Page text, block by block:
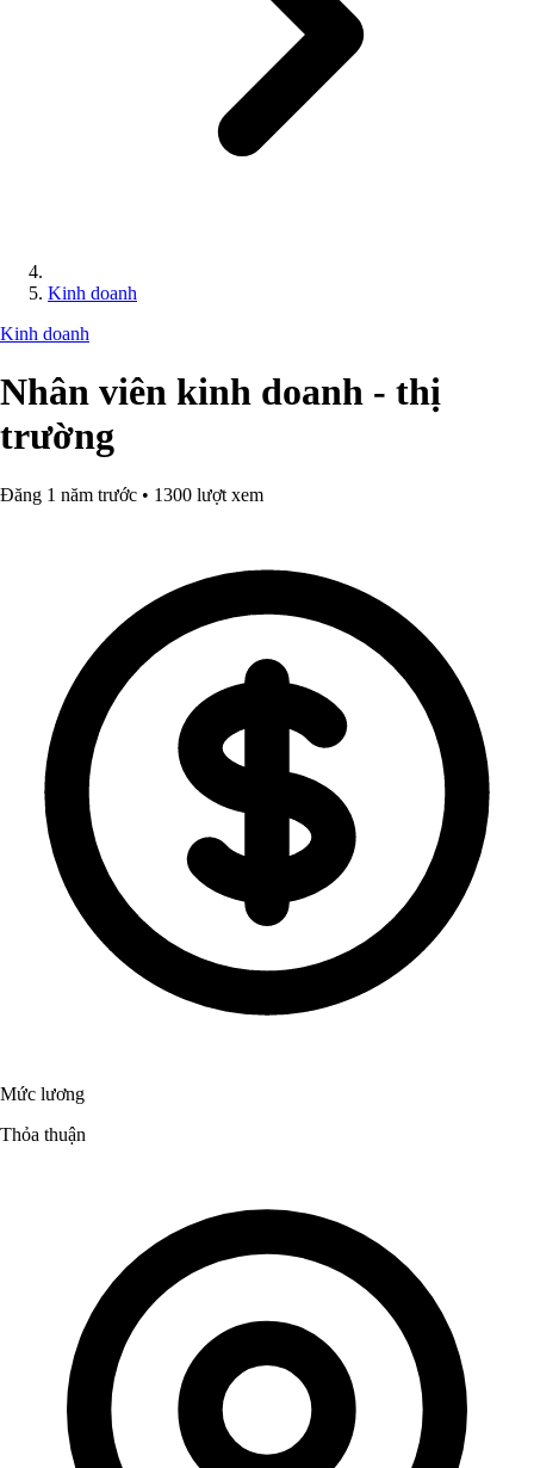
Kinh doanh
Kinh doanh
Nhân viên kinh doanh - thị
trường
Đăng 1 năm trước • 1300 lượt xem
Mức lương
Thỏa thuận